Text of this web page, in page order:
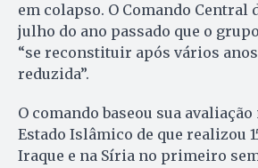
em colapso. O Comando Central
julho do ano passado que o
“se reconstituir após vários
reduzida”.
O comando baseou sua
Estado Islâmico de que realizou
Iraque e na Síria no primeiro